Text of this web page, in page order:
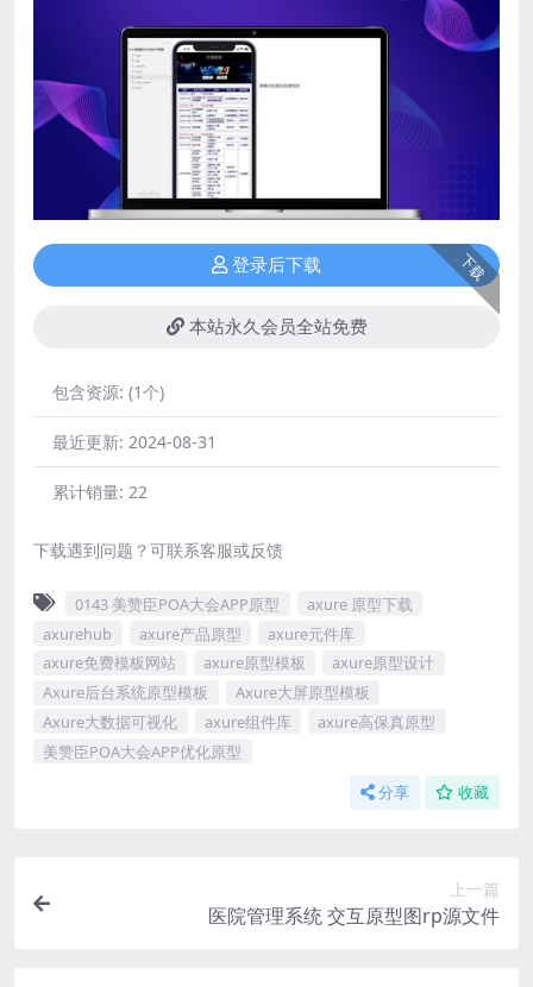
下载
登录后下载
本站永久会员全站免费
包含资源: (1个)
最近更新: 2024-08-31
累计销量: 22
下载遇到问题？可联系客服或反馈
0143 美赞臣POA大会APP原型
axure 原型下载
axurehub
axure产品原型
axure元件库
axure免费模板网站
axure原型模板
axure原型设计
Axure后台系统原型模板
Axure大屏原型模板
Axure大数据可视化
axure组件库
axure高保真原型
美赞臣POA大会APP优化原型
分享 收藏
上一篇
医院管理系统 交互原型图rp源文件